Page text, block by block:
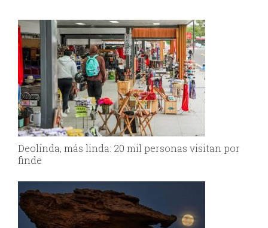
Deolinda, más linda: 20 mil personas visitan por
finde